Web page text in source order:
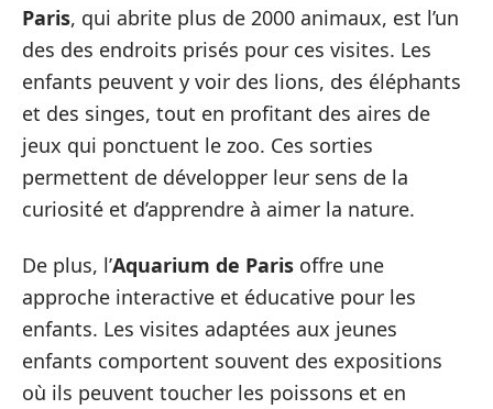
Paris, qui abrite plus de 2000 animaux, est l’un
des des endroits prisés pour ces visites. Les
enfants peuvent y voir des lions, des éléphants
et des singes, tout en profitant des aires de
jeux qui ponctuent le zoo. Ces sorties
permettent de développer leur sens de la
curiosité et d’apprendre à aimer la nature.
De plus, l’Aquarium de Paris offre une
approche interactive et éducative pour les
enfants. Les visites adaptées aux jeunes
enfants comportent souvent des expositions
où ils peuvent toucher les poissons et en